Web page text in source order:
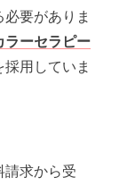
要がありま
ラーセラピー
採用していま
請求から受